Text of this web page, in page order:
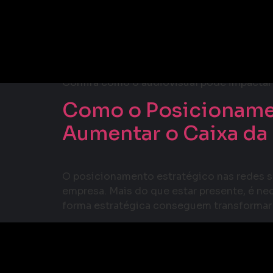
Participamos do
Confira como o audiovisual pode
Como o
Aumentar o Caixa da
O posicionamento estratégico nas
empresa. Mais do que estar presente, é
forma estratégica conseguem